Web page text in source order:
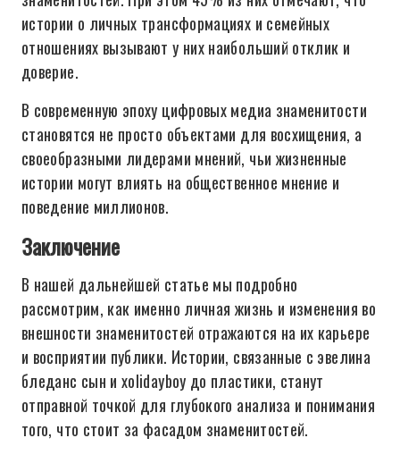
истории о личных трансформациях и семейных
отношениях вызывают у них наибольший отклик и
доверие.
В современную эпоху цифровых медиа знаменитости
становятся не просто объектами для восхищения, а
своеобразными лидерами мнений, чьи жизненные
истории могут влиять на общественное мнение и
поведение миллионов.
Заключение
В нашей дальнейшей статье мы подробно
рассмотрим, как именно личная жизнь и изменения во
внешности знаменитостей отражаются на их карьере
и восприятии публики. Истории, связанные с эвелина
бледанс сын и xolidayboy до пластики, станут
отправной точкой для глубокого анализа и понимания
того, что стоит за фасадом знаменитостей.